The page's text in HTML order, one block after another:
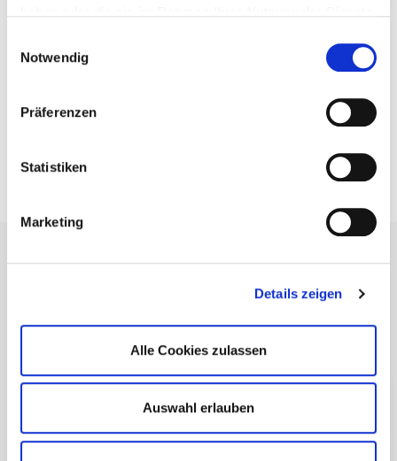
Notwendig
Präferenzen
Statistiken
Marketing
Details zeigen
Alle Cookies zulassen
Auswahl erlauben
069-6773772-86